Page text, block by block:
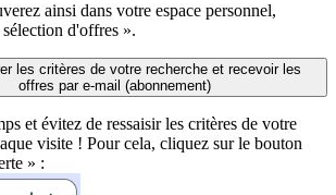
ainsi dans votre espace personnel,
d'offres ».
les critères de votre recherche et recevoir les
offres par e-mail (abonnement)
et évitez de ressaisir les critères de votre
visite ! Pour cela, cliquez sur le bouton
» :